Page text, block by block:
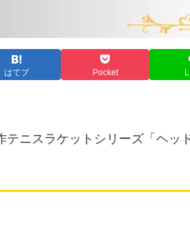
はてブ Pocket
ニスラケットシリーズ「ヘッ